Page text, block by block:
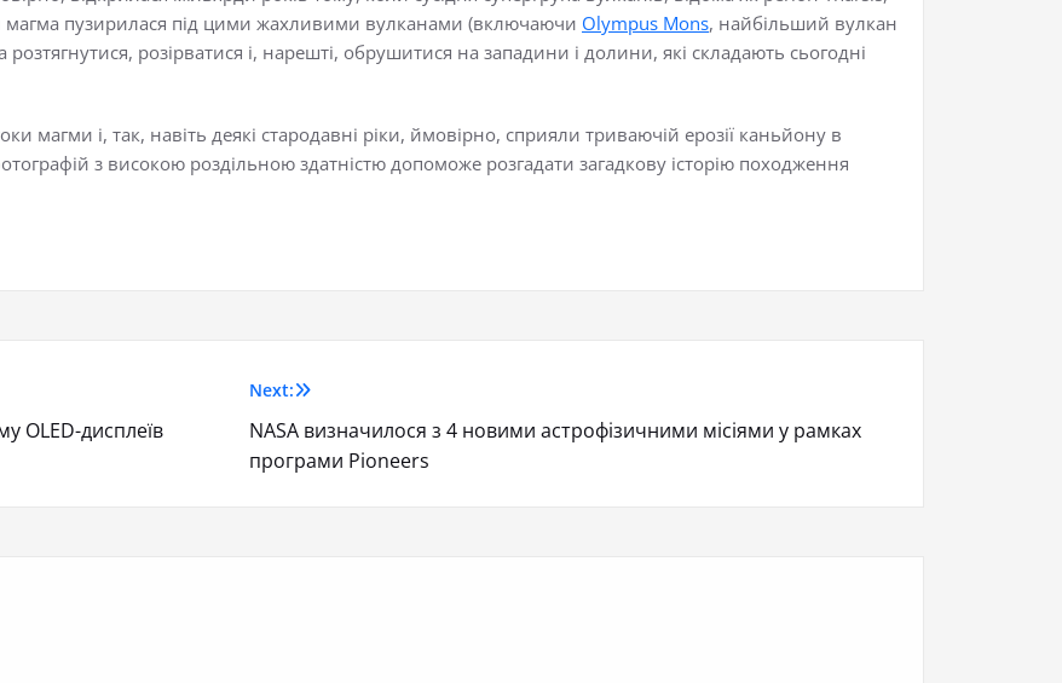
магма пузирилася під цими жахливими вулканами (включаючи Olympus Mons, найбільший вулкан
розірватися і, нарешті, обрушитися на западини і долини, які складають сьогодні
магми і, так, навіть деякі стародавні ріки, ймовірно, сприяли триваючій ерозії каньйону в
з високою роздільною здатністю допоможе розгадати загадкову історію походження
OLED-дисплеїв
Next:
NASA визначилося з 4 новими астрофізичними місіями у рамках
програми Pioneers